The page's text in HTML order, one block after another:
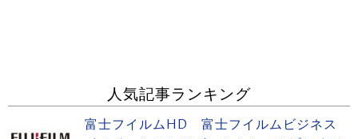
人気記事ランキング
富士フイルムHD 富士フイルムビジネス